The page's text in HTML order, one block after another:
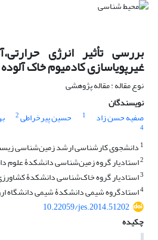
بررسی تأثیر انرژی
غیرپویاسازی کادمیوم خاک آلوده
نوع مقاله : مقاله پژوهشی
نویسندگان
صفیه حسن زاد
1 حسین پیرخراطی2
4
1 دانشجوی کارشناسی ارشد زمین‌شناسی
2استادیار گروه زمین‌شناسی دانشکدۀ علوم
3استادیار گروه خاک‌شناسی دانشکدۀ
4استادگروه شیمی دانشکدۀ شیمی دانشگاه
10.22059/jes.2014.51202
چکیده